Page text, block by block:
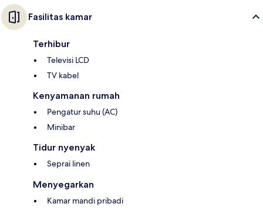
Fasilitas kamar
Terhibur
Televisi LCD
TV kabel
Kenyamanan rumah
Pengatur suhu (AC)
Minibar
Tidur nyenyak
Seprai linen
Menyegarkan
Kamar mandi pribadi